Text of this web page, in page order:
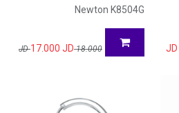
Newton K8504G
18.000
JD
17.000 JD